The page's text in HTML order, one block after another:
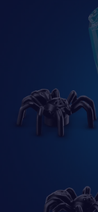
1 stavebnice, 2
Děti si mohou
zrodil z lávy, nebo
LEGO®